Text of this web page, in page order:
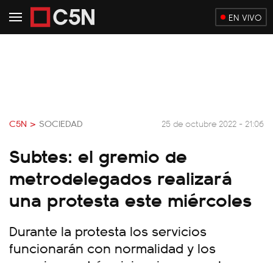
EN VIVO
C5N > SOCIEDAD 25 de octubre 2022 - 21:06
Subtes: el gremio de
metrodelegados realizará
una protesta este miércoles
Durante la protesta los servicios
funcionarán con normalidad y los